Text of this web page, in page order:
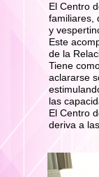
El Centro
familiares,
y
Este
de la
Tiene
aclararse
las
El Centro
deriva a